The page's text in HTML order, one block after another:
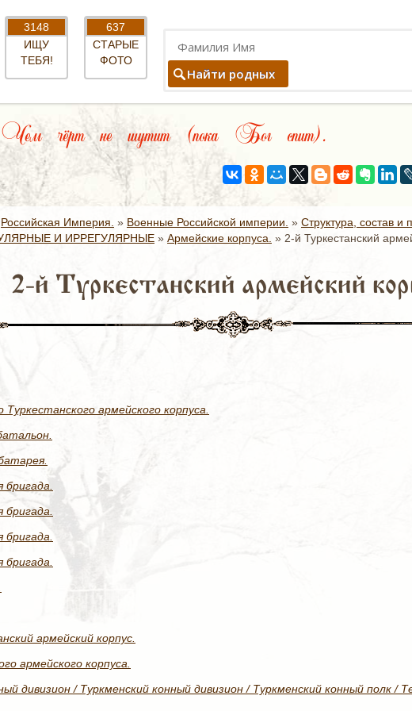
3148
ИЩУ
ТЕБЯ!
637
СТАРЫЕ
ФОТО
Найти родных
Чем чёрт не шутит (пока Бог спит).
Российская Империя. » Военные Российской империи. » Структура, состав и
И ИРРЕГУЛЯРНЫЕ » Армейские корпуса. » 2-й Туркестанский
2-й Туркестанский армейский
армейского корпуса.
бригада.
бригада.
бригада.
бригада.
армейский корпус.
армейского корпуса.
дивизион / Туркменский конный дивизион / Туркменский конный полк /